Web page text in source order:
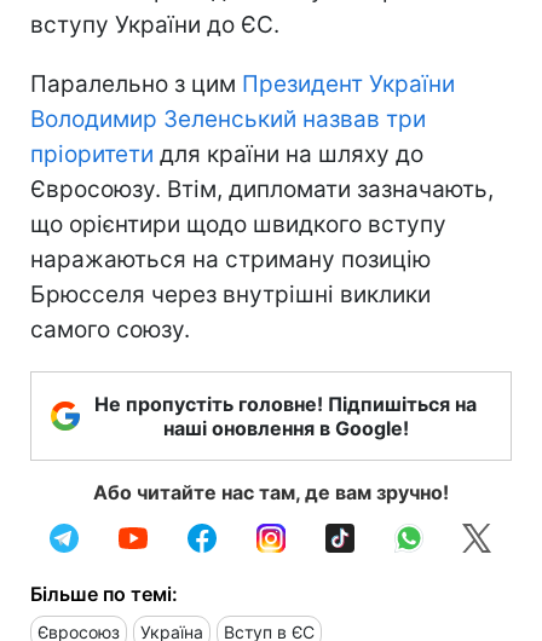
вступу України до ЄС.
Паралельно з цим Президент України
Володимир Зеленський назвав три
пріоритети для країни на шляху до
Євросоюзу. Втім, дипломати зазначають,
що орієнтири щодо швидкого вступу
наражаються на стриману позицію
Брюсселя через внутрішні виклики
самого союзу.
Не пропустіть головне! Підпишіться на
наші оновлення в Google!
Або читайте нас там, де вам зручно!
Більше по темі:
Євросоюз Україна Вступ в ЄС